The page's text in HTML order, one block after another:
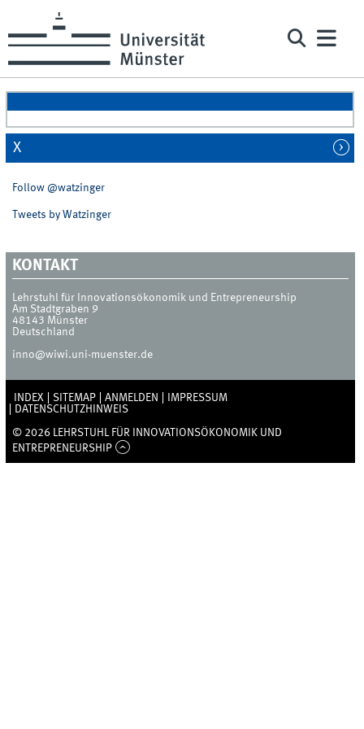
X
Follow @watzinger
Tweets by Watzinger
KONTAKT
Lehrstuhl für Innovationsökonomik und Entrepreneurship
Am Stadtgraben 9
48143 Münster
Deutschland
inno@wiwi.uni-muenster.de
INDEX SITEMAP ANMELDEN
IMPRESSUM
DATENSCHUTZHINWEIS
© 2026 LEHRSTUHL FÜR INNOVATIONSÖKONOMIK UND
ENTREPRENEURSHIP